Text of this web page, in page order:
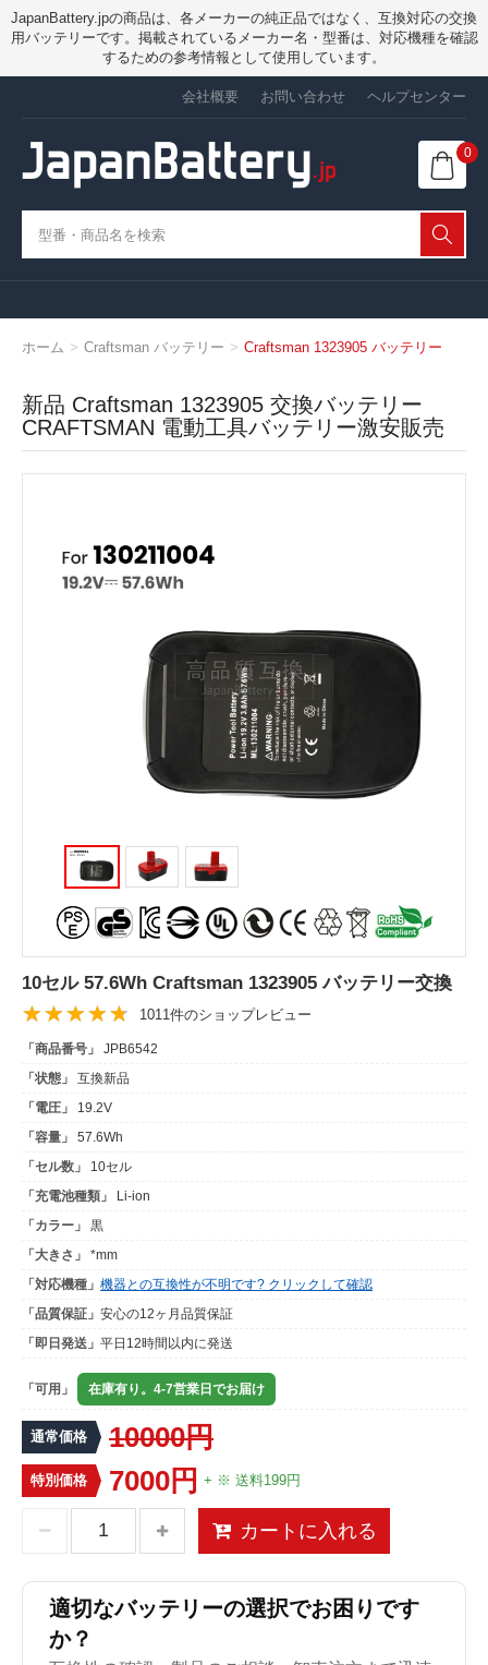
JapanBattery.jpの商品は、各メーカーの純正品ではなく、互換対応の交換
用バッテリーです。掲載されているメーカー名・型番は、対応機種を確認
するための参考情報として使用しています。
会社概要 お問い合わせ ヘルプセンター
0
ホーム Craftsman バッテリー Craftsman 1323905 バッテリー
新品 Craftsman 1323905 交換バッテリー
CRAFTSMAN 電動工具バッテリー激安販売
10セル 57.6Wh Craftsman 1323905 バッテリー交換
1011件のショップレビュー
「商品番号」
JPB6542
「状態」
互換新品
「電圧」
19.2V
「容量」
57.6Wh
「セル数」
10セル
「充電池種類」
Li-ion
「カラー」
黒
「大きさ」
*mm
「対応機種」 機器との互換性が不明です? クリックして確認
「品質保証」 安心の12ヶ月品質保証
「即日発送」 平日12時間以内に発送
「可用」 在庫有り。4-7営業日でお届け
通常価格 10000円
特別価格 7000円 + ※ 送料199円
カートに入れる
適切なバッテリーの選択でお困りです
か？